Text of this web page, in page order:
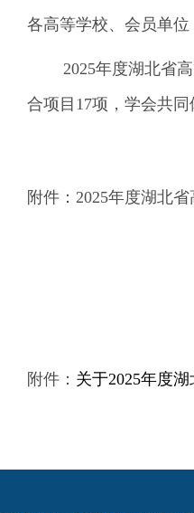
各高等学校、会员单位
2025年度湖北省
合项目17项，学会共
附件：2025年度湖北
附件： 关于2025年度